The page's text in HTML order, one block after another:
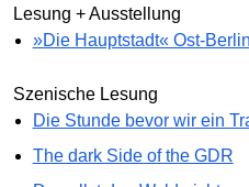
Lesung + Ausstellung
»Die Hauptstadt« Ost-
Szenische Lesung
Die Stunde bevor wir ein
The dark Side of the GDR